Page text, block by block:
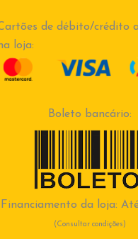
de débito/crédito
loja:
Boleto bancário:
Financiamento da loja:
(Consultar condições)